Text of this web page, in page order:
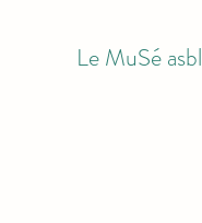
Le MuSé asbl